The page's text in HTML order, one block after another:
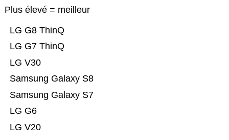
Plus élevé = meilleur
LG V20
LG G6
Samsung Galaxy S7
Samsung Galaxy S8
LG V30
LG G7 ThinQ
LG G8 ThinQ